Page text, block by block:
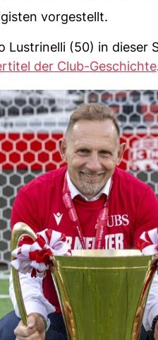
vorgestellt.
Lustrinelli (50) in dieser
der Club-Geschichte